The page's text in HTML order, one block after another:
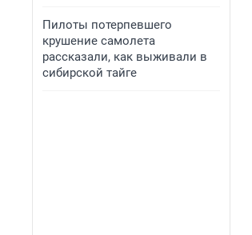
Пилоты потерпевшего
крушение самолета
рассказали, как выживали в
сибирской тайге